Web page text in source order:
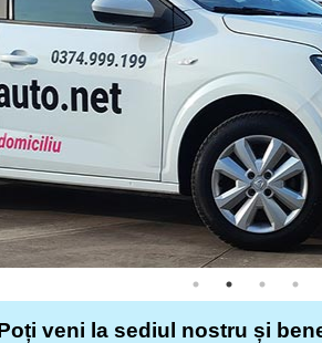
veni la sediul nostru și